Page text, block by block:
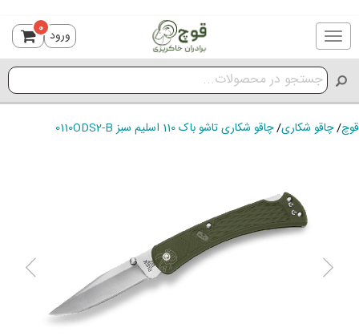
Toggle
navigation
ورود 0
قوچ/چاقو شکاری/چاقو شکاری تاشو باک 110 اسلیم سبز 0110ODS2-B